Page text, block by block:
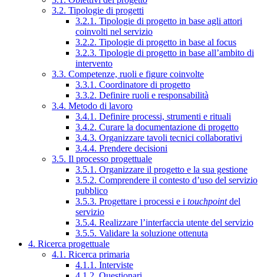
3.2. Tipologie di progetti
3.2.1. Tipologie di progetto in base agli attori
coinvolti nel servizio
3.2.2. Tipologie di progetto in base al focus
3.2.3. Tipologie di progetto in base all’ambito di
intervento
3.3. Competenze, ruoli e figure coinvolte
3.3.1. Coordinatore di progetto
3.3.2. Definire ruoli e responsabilità
3.4. Metodo di lavoro
3.4.1. Definire processi, strumenti e rituali
3.4.2. Curare la documentazione di progetto
3.4.3. Organizzare tavoli tecnici collaborativi
3.4.4. Prendere decisioni
3.5. Il processo progettuale
3.5.1. Organizzare il progetto e la sua gestione
3.5.2. Comprendere il contesto d’uso del servizio
pubblico
3.5.3. Progettare i processi e i touchpointdel
servizio
3.5.4. Realizzare l’interfaccia utente del servizio
3.5.5. Validare la soluzione ottenuta
4. Ricerca progettuale
4.1. Ricerca primaria
4.1.1. Interviste